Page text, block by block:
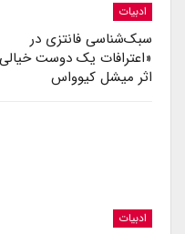
ادبیات
سبک‌شناسی فانتزی در
«اعترافات یک دوست خیالی»
اثر میشل کیوواس
ادبیات